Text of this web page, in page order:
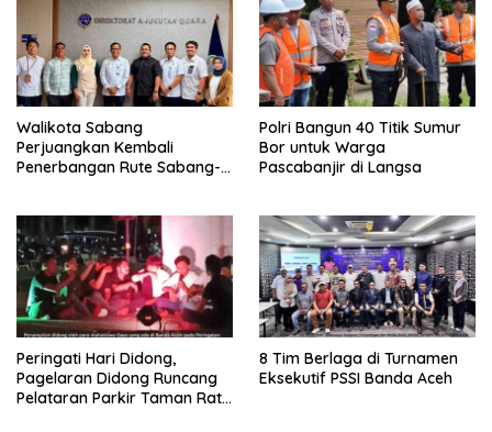
Walikota Sabang
Perjuangkan Kembali
Penerbangan Rute Sabang-
Polri Bangun 40 Titik Sumur
Bor untuk Warga
Pascabanjir di Langsa
Peringati Hari Didong,
Pagelaran Didong Runcang
Pelataran Parkir Taman Ratu
8 Tim Berlaga di Turnamen
Eksekutif PSSI Banda Aceh